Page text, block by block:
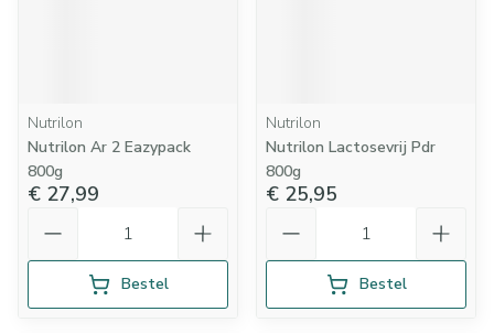
Nutrilon
Nutrilon Ar 2 Eazypack
800g
€ 27,99
Bestel
Nutrilon
Nutrilon Lactosevrij Pdr
800g
€ 25,95
Bestel